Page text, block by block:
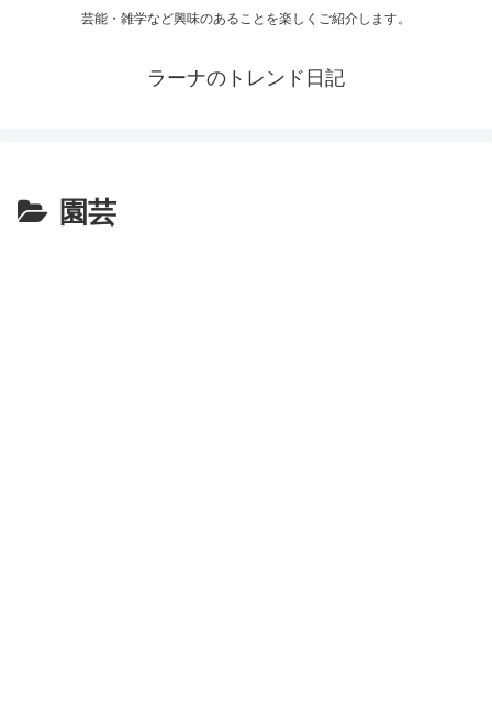
芸能・雑学など興味のあることを楽しくご紹介します。
ラーナのトレンド日記
園芸